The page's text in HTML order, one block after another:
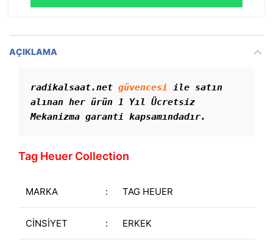
AÇIKLAMA
radikalsaat.net güvencesi ile satın
alınan her ürün 1 Yıl Ücretsiz
Mekanizma garanti kapsamındadır.
Tag Heuer Collection
MARKA : TAG HEUER
CİNSİYET : ERKEK